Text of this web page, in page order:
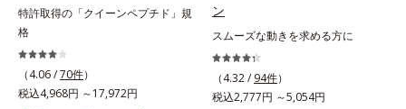
特許取得の「クイーンペプチド」規
格
（4.06 /70件）
税込4,968円 ～17,972円
ン
スムーズな動きを求める方に
（4.32 / 94件）
税込2,777円 ～5,054円